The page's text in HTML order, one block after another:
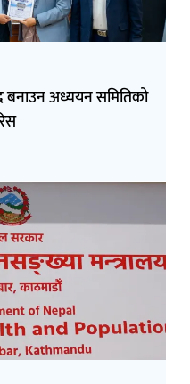
बनाउन अध्ययन समितिको